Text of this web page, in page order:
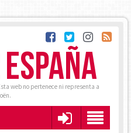
web no pertenece ni representa a